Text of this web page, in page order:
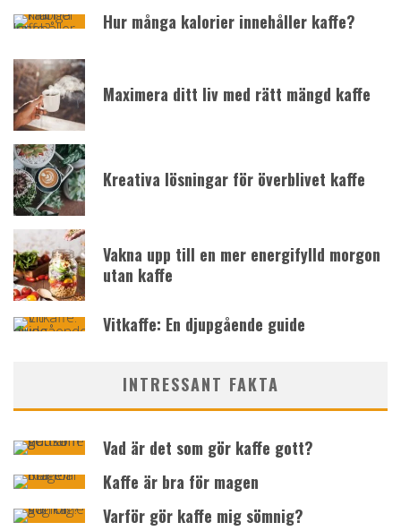
Hur många kalorier innehåller kaffe?
Maximera ditt liv med rätt mängd kaffe
Kreativa lösningar för överblivet kaffe
Vakna upp till en mer energifylld morgon
utan kaffe
Vitkaffe: En djupgående guide
INTRESSANT FAKTA
Vad är det som gör kaffe gott?
Kaffe är bra för magen
Varför gör kaffe mig sömnig?